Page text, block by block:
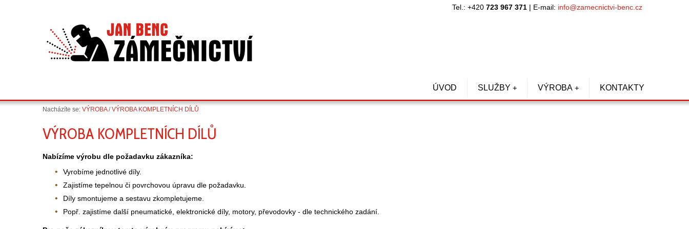
Tel.: +420 723 967 371| E-mail: info@zamecnictvi-benc.cz
ÚVOD SLUŽBY VÝROBA KONTAKTY
Nacházíte se:VÝROBA/VÝROBA KOMPLETNÍCH DÍLŮ
VÝROBA KOMPLETNÍCH DÍLŮ
Nabízíme výrobu dle požadavku zákazníka:
Vyrobíme jednotlivé díly.
Zajistíme tepelnou či povrchovou úpravu dle požadavku.
Díly smontujeme a sestavu zkompletujeme.
Popř. zajistíme další pneumatické, elektronické díly, motory, převodovky - dle technického zadání.